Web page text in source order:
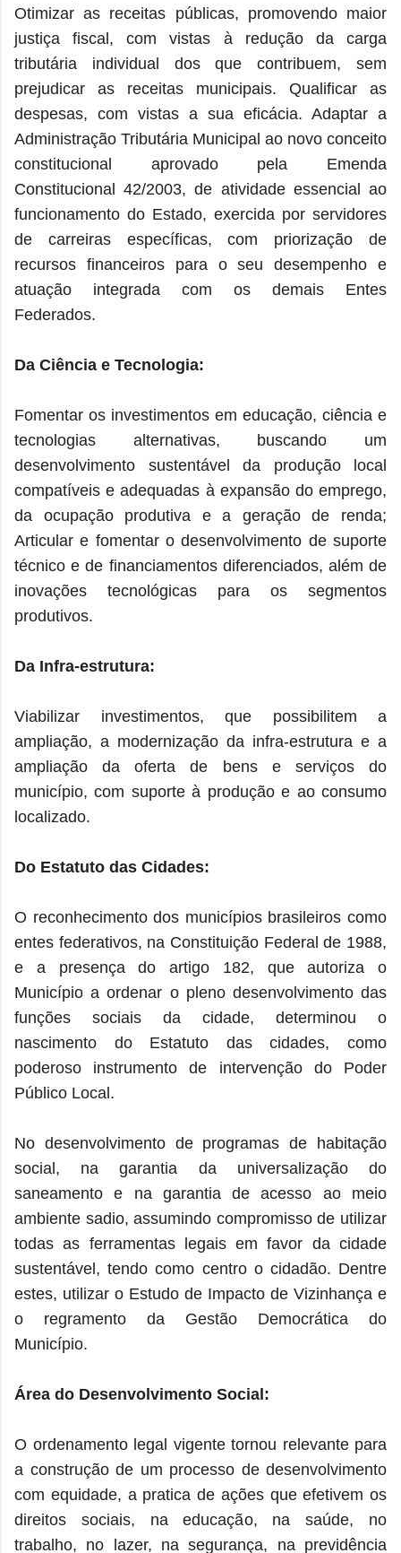
Otimizar as receitas públicas, promovendo maior
justiça fiscal, com vistas à redução da carga
tributária individual dos que contribuem, sem
prejudicar as receitas municipais. Qualificar as
despesas, com vistas a sua eficácia. Adaptar a
Administração Tributária Municipal ao novo conceito
constitucional aprovado pela Emenda
Constitucional 42/2003, de atividade essencial ao
funcionamento do Estado, exercida por servidores
de carreiras específicas, com priorização de
recursos financeiros para o seu desempenho e
atuação integrada com os demais Entes
Federados.
Da Ciência e Tecnologia:
Fomentar os investimentos em educação, ciência e
tecnologias alternativas, buscando um
desenvolvimento sustentável da produção local
compatíveis e adequadas à expansão do emprego,
da ocupação produtiva e a geração de renda;
Articular e fomentar o desenvolvimento de suporte
técnico e de financiamentos diferenciados, além de
inovações tecnológicas para os segmentos
produtivos.
Da Infra-estrutura:
Viabilizar investimentos, que possibilitem a
ampliação, a modernização da infra-estrutura e a
ampliação da oferta de bens e serviços do
município, com suporte à produção e ao consumo
localizado.
Do Estatuto das Cidades:
O reconhecimento dos municípios brasileiros como
entes federativos, na Constituição Federal de 1988,
e a presença do artigo 182, que autoriza o
Município a ordenar o pleno desenvolvimento das
funções sociais da cidade, determinou o
nascimento do Estatuto das cidades, como
poderoso instrumento de intervenção do Poder
Público Local.
No desenvolvimento de programas de habitação
social, na garantia da universalização do
saneamento e na garantia de acesso ao meio
ambiente sadio, assumindo compromisso de utilizar
todas as ferramentas legais em favor da cidade
sustentável, tendo como centro o cidadão. Dentre
estes, utilizar o Estudo de Impacto de Vizinhança e
o regramento da Gestão Democrática do
Município.
Área do Desenvolvimento Social:
O ordenamento legal vigente tornou relevante para
a construção de um processo de desenvolvimento
com equidade, a pratica de ações que efetivem os
direitos sociais, na educação, na saúde, no
trabalho, no lazer, na segurança, na previdência